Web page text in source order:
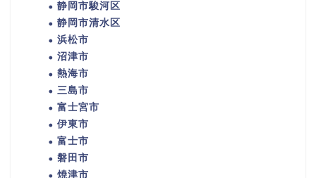
静岡市駿河区
静岡市清水区
浜松市
沼津市
熱海市
三島市
富士宮市
伊東市
富士市
磐田市
焼津市